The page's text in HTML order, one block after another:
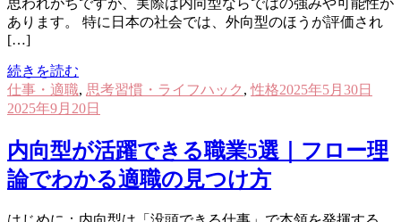
思われがちですが、実際は内向型ならではの強みや可能性が
あります。 特に日本の社会では、外向型のほうが評価され
[…]
続きを読む
仕事・適職, 思考習慣・ライフハック ,性格2025年5月30日
2025年9月20日
内向型が活躍できる職業5選｜フロー理
論でわかる適職の見つけ方